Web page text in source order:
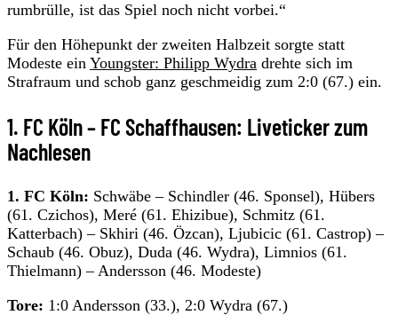
rumbrülle, ist das Spiel noch nicht vorbei.“
Für den Höhepunkt der zweiten Halbzeit sorgte statt
Modeste ein Youngster: Philipp Wydra drehte sich im
Strafraum und schob ganz geschmeidig zum 2:0 (67.) ein.
1. FC Köln – FC Schaffhausen: Liveticker zum
Nachlesen
1. FC Köln: Schwäbe – Schindler (46. Sponsel), Hübers
(61. Czichos), Meré (61. Ehizibue), Schmitz (61.
Katterbach) – Skhiri (46. Özcan), Ljubicic (61. Castrop) –
Schaub (46. Obuz), Duda (46. Wydra), Limnios (61.
Thielmann) – Andersson (46. Modeste)
Tore: 1:0 Andersson (33.), 2:0 Wydra (67.)